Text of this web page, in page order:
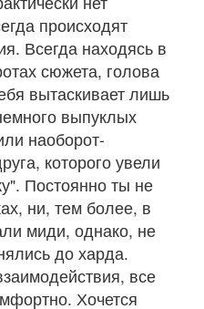
происходят
Всегда находясь в
сюжета, голова
вытаскивает лишь
выпуклых
наоборот-
которого увели
Постоянно ты не
ни, тем более, в
миди, однако, не
до харда.
все
Хочется